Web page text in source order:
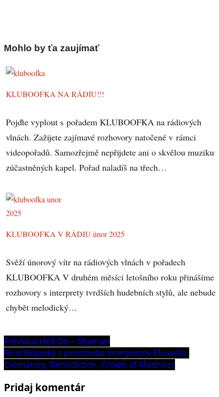
Mohlo by ťa zaujímať
KLUBOOFKA NA RÁDIU!!!
Pojďte vyplout s pořadem KLUBOOFKA na rádiových
vlnách. Zažijete zajímavé rozhovory natočené v rámci
videopořadů. Samozřejmě nepřijdete ani o skvělou muziku
zúčastněných kapel. Pořad naladíš na třech…
KLUBOOFKA V RÁDIU únor 2025
Svěží únorový vítr na rádiových vlnách v pořadech
KLUBOOFKA V druhém měsíci letošního roku přinášíme
rozhovory s interprety tvrdších hudebních stylů, ale nebude
chybět melodický…
Navigácia
v
článku
Previous Previous
post:
Hell:On – Shaman
Next Next
post:
Novinky z prostredia interpretov Eluveitie,
Crematory, Benediction, Crown of Madness
Pridaj komentár